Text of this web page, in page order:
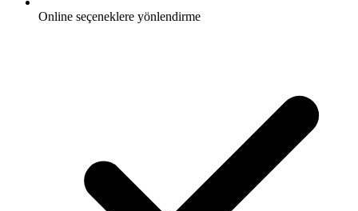
Online seçeneklere yönlendirme